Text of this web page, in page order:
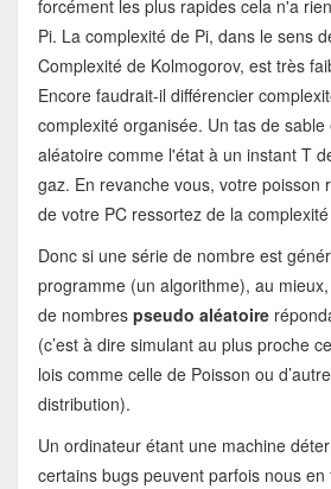
forcément les plus rapides cela n'a
Pi. La complexité de Pi, dans le sens
Complexité de Kolmogorov, est très
Encore faudrait-il différencier
complexité organisée. Un tas de
aléatoire comme l'état à un instant T
gaz. En revanche vous, votre poisson
de votre PC ressortez de la
Donc si une série de nombre est
programme (un algorithme), au mieux,
de nombres pseudo aléatoire
(c’est à dire simulant au plus proche
lois comme celle de Poisson ou
distribution).
Un ordinateur étant une machine
certains bugs peuvent parfois nous